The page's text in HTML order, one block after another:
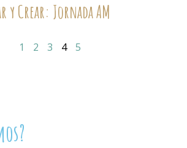
y Crear: Jornada AM
1 2 3 4 5